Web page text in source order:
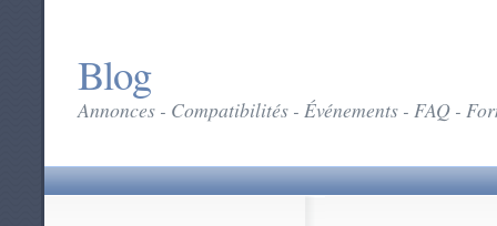
Blog
Annonces - Compatibilités - Événements - FAQ -